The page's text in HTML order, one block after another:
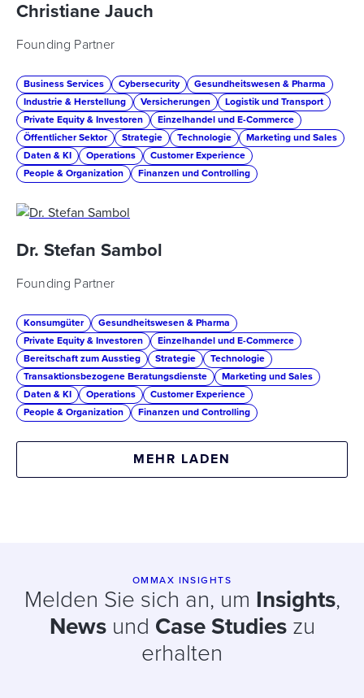
Christiane Jauch
Founding Partner
Business Services Cybersecurity
Gesundheitswesen & Pharma
Industrie & Herstellung
Versicherungen
Logistik und Transport
Private Equity & Investoren
Einzelhandel und E-Commerce
Öffentlicher Sektor
Strategie Technologie
Marketing und Sales
Daten & KI
Operations
Customer Experience
People & Organization
Finanzen und Controlling
Dr. Stefan Sambol
Founding Partner
Konsumgüter
Gesundheitswesen & Pharma
Private Equity & Investoren
Einzelhandel und E-Commerce
Bereitschaft zum Ausstieg
Strategie
Technologie
Transaktionsbezogene Beratungsdienste
Marketing und Sales
Daten & KI
Operations
Customer Experience
People & Organization
Finanzen und Controlling
MEHR LADEN
OMMAX INSIGHTS
Melden Sie sich an, um Insights,
Newsund Case Studieszu
erhalten